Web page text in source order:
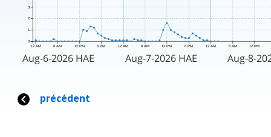
12 AM 6 AM 12 PM 6 PM 12 AM 6 AM 12 PM 6 PM 12 AM 6 AM 12 PM
0
1
2
3
Aug-6-2026 HAE Aug-7-2026 HAE Aug-8-
précédent